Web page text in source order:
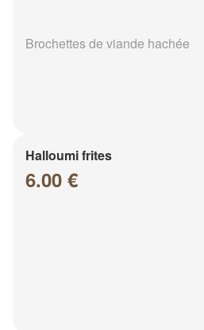
Brochettes de viande hachée
Halloumi frites
6.00 €